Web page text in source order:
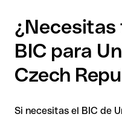
¿Necesitas
BIC para
Czech
Si necesitas el BIC de